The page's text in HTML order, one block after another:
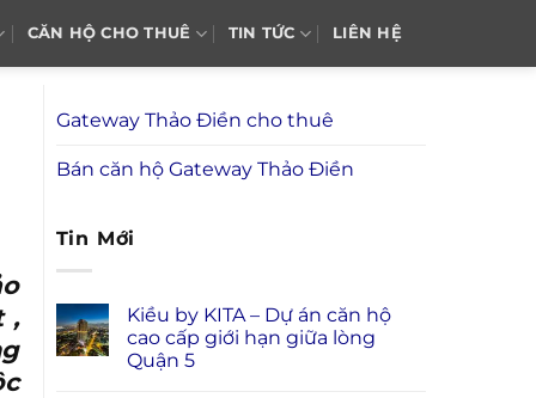
CĂN HỘ CHO THUÊ TIN TỨC LIÊN HỆ
,
Gateway Thảo Điền cho thuê
Bán căn hộ Gateway Thảo Điền
Tin Mới
Kiều by KITA – Dự án căn hộ
cao cấp giới hạn giữa lòng
Quận 5